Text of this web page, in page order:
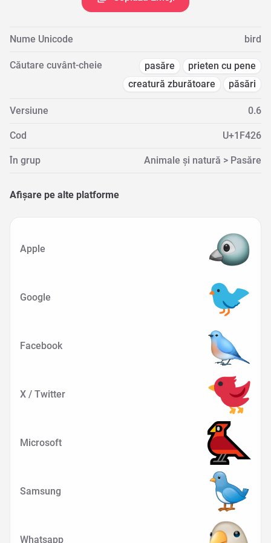
Nume Unicode bird
Căutare cuvânt-cheie pasăre
prieten cu pene
creatură zburătoare
păsări
Versiune 0.6
Cod U+1F426
În grup Animale și natură > Pasăre
Afișare pe alte platforme
Apple
Google
Facebook
X / Twitter
Microsoft
Samsung
Whatsapp